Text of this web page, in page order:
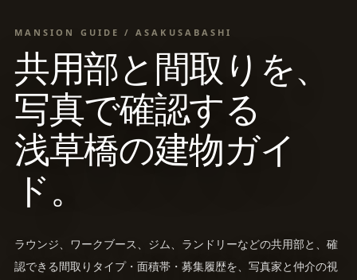
MANSION GUIDE / ASAKUSABASHI
共用部と間取りを、
写真で確認する
浅草橋の建物ガイ
ド。
ラウンジ、ワークブース、ジム、ランドリーなどの共用部と、確
認できる間取りタイプ・面積帯・募集履歴を、写真家と仲介の視